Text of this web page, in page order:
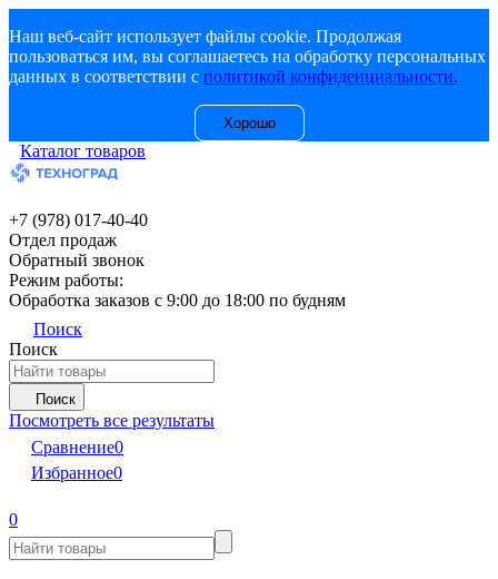
Наш веб-сайт использует файлы cookie. Продолжая
пользоваться им, вы соглашаетесь на обработку персональных
данных в соответствии с политикой конфиденциальности.
Хорошо
Каталог товаров
+7 (978) 017-40-40
Отдел продаж
Обратный звонок
Режим работы:
Обработка заказов с 9:00 до 18:00 по будням
Поиск
Поиск
Поиск
Посмотреть все результаты
Сравнение0
Избранное0
0